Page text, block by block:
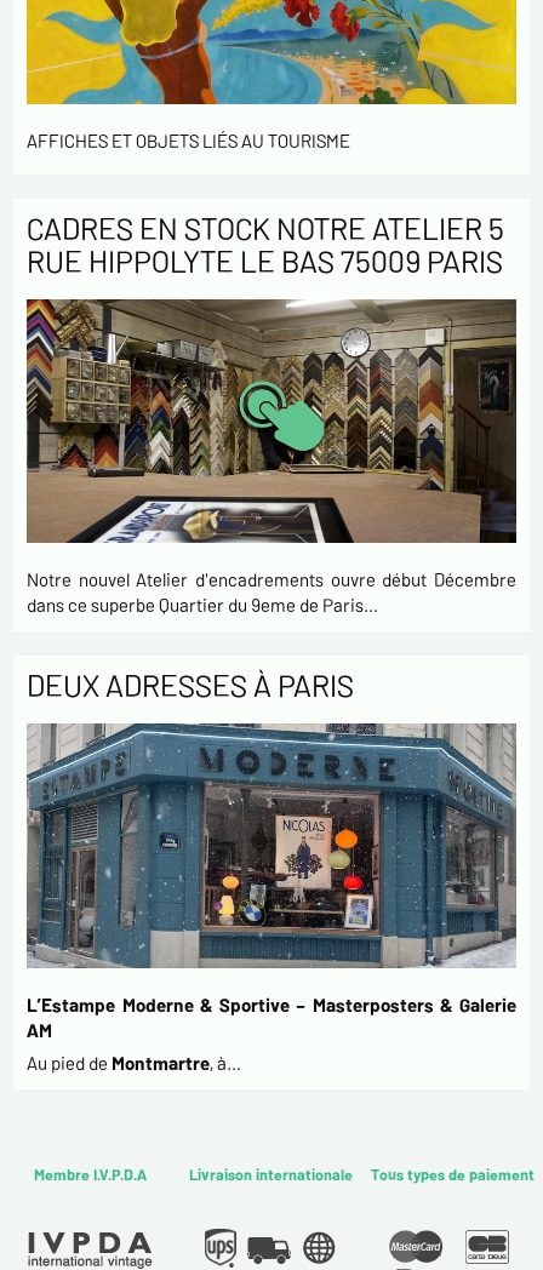
AFFICHES ET OBJETS LIÉS AU TOURISME
CADRES EN STOCK NOTRE ATELIER 5
RUE HIPPOLYTE LE BAS 75009 PARIS
Notre nouvel Atelier d'encadrements ouvre début Décembre
dans ce superbe Quartier du 9eme de Paris…
DEUX ADRESSES À PARIS
L’Estampe Moderne & Sportive – Masterposters & Galerie
AM
Au pied de Montmartre, à…
Membre I.V.P.D.A Livraison internationale Tous types de paiement